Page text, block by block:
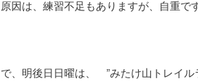
原因は、練習不足もありますが、自重で
で、明後日日曜は、 ”みたけ山トレイル